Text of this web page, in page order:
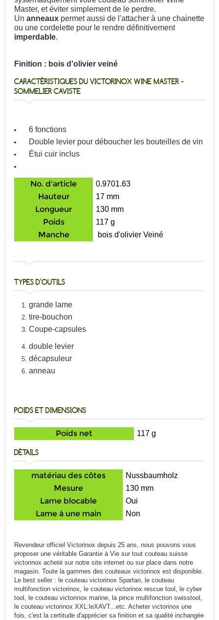
Master, et éviter simplement de le perdre.
Unanneaux permet aussi de l'attacher à une chainette
ou une cordelette pour le rendre définitivement
imperdable.
Finition : bois d'olivier veiné
CARACTÉRISTIQUES DU VICTORINOX WINE MASTER -
SOMMELIER CAVISTE
6 fonctions
Double levier pour déboucher les bouteilles de vin
Étui cuir inclus
No. d'article 0.9701.63
Hauteur 17 mm
Longueur 130 mm
Poids 117 g
Manche bois d'olivier Veiné
TYPES D'OUTILS
grande lame
tire-bouchon
Coupe-capsules
double levier
décapsuleur
anneau
POIDS ET DIMENSIONS
Poids net 117 g
DÉTAILS
matériau des côtes Nussbaumholz
Mesure 130 mm
Lame blocable Oui
Lame à une main Non
Revendeur officiel Victorinox depuis 25 ans, nous pouvons vous
proposer une véritable Garantie à Vie sur tout couteau suisse
victorinox acheté sur notre site internet ou sur place dans notre
magasin. Toute la gammes des couteaux victorinox est disponible.
Le best seller : le couteau victorinox Spartan, le couteau
multifonction victorinox, le couteau victorinox rescue tool, le cyber
tool, le couteau victorinox marine, la pince multifonction swisstool,
le couteau victorinox XXL:leXAVT...etc. Acheter victorinox une
fois, c'est la certitude d'apprécier sa finition et sa qualité inchangée